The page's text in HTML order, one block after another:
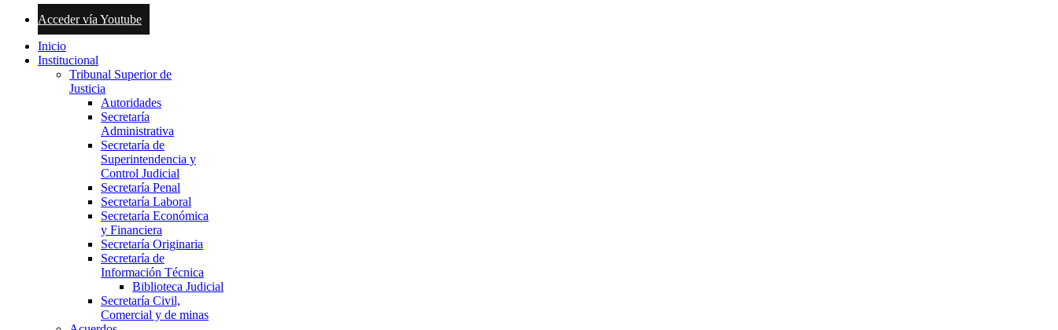
Acceder vía Youtube
Inicio
Institucional
Tribunal Superior de
Justicia
Autoridades
Secretaría
Administrativa
Secretaría de
Superintendencia y
Control Judicial
Secretaría Penal
Secretaría Laboral
Secretaría Económica
y Financiera
Secretaría Originaria
Secretaría de
Información Técnica
Biblioteca Judicial
Secretaría Civil,
Comercial y de minas